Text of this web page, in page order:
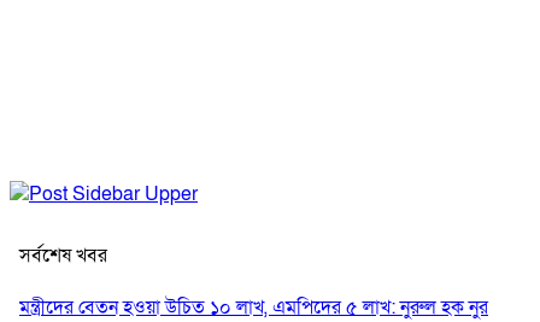
সর্বশেষ খবর
মন্ত্রীদের বেতন হওয়া উচিত ১০ লাখ, এমপিদের ৫ লাখ: নুরুল হক নুর